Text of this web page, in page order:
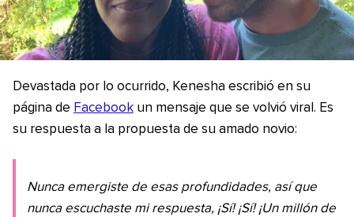
Devastada por lo ocurrido, Kenesha escribió en su
página de Facebook un mensaje que se volvió viral. Es
su respuesta a la propuesta de su amado novio:
Nunca emergiste de esas profundidades, así que
nunca escuchaste mi respuesta, ¡Sí! ¡Sí! ¡Un millón de